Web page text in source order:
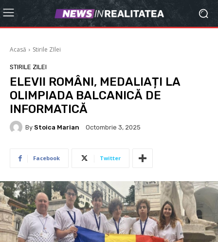
Acasă Stirile ZIlei
STIRILE ZILEI
ELEVII ROMÂNI, MEDALIAȚI LA
OLIMPIADA BALCANICĂ DE
INFORMATICĂ
By Stoica Marian Octombrie 3, 2025
Facebook Twitter